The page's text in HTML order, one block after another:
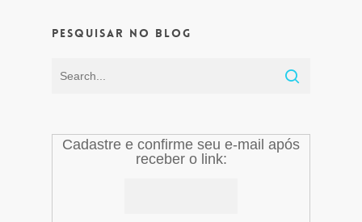
Pesquisar no Blog
Cadastre e confirme seu e-mail após
receber o link: